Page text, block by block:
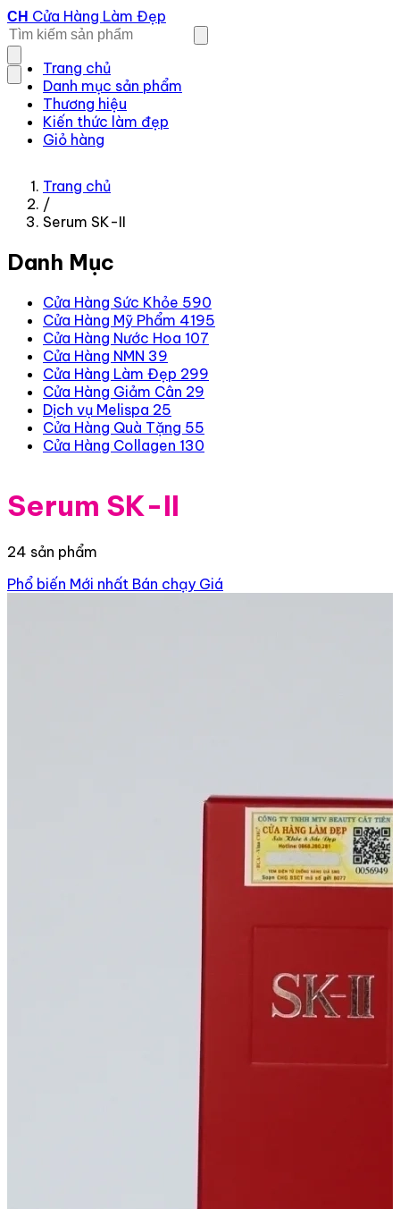
CH Cửa Hàng Làm Đẹp
Trang chủ
Danh mục sản phẩm
Thương hiệu
Kiến thức làm đẹp
Giỏ hàng
Trang chủ
/
Serum SK-II
Danh Mục
Cửa Hàng Sức Khỏe 590
Cửa Hàng Mỹ Phẩm 4195
Cửa Hàng Nước Hoa 107
Cửa Hàng NMN 39
Cửa Hàng Làm Đẹp 299
Cửa Hàng Giảm Cân 29
Dịch vụ Melispa 25
Cửa Hàng Quà Tặng 55
Cửa Hàng Collagen 130
Serum SK-II
24 sản phẩm
Phổ biến Mới nhất Bán chạy Giá